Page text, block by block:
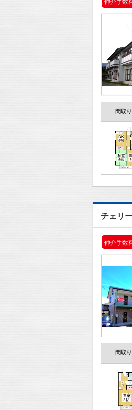
間取
チェリ
仲介手数
間取